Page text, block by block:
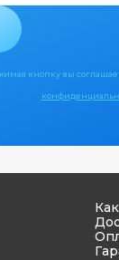
кнопку вы